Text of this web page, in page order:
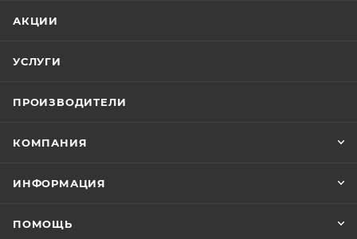
АКЦИИ
УСЛУГИ
ПРОИЗВОДИТЕЛИ
КОМПАНИЯ
ИНФОРМАЦИЯ
ПОМОЩЬ